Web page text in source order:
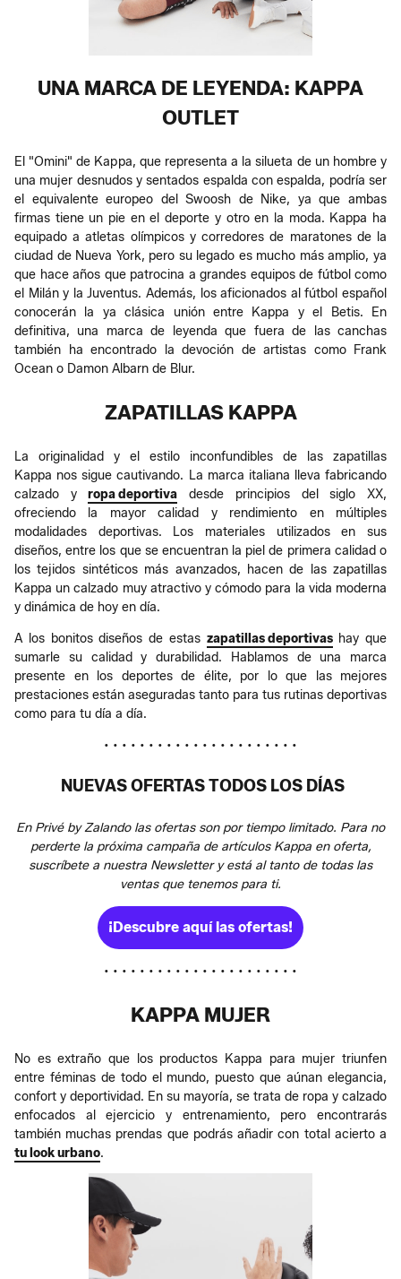
UNA MARCA DE LEYENDA: KAPPA
OUTLET
El "Omini" de Kappa, que representa a la silueta de un hombre y
una mujer desnudos y sentados espalda con espalda, podría ser
el equivalente europeo del Swoosh de Nike, ya que ambas
firmas tiene un pie en el deporte y otro en la moda. Kappa ha
equipado a atletas olímpicos y corredores de maratones de la
ciudad de Nueva York, pero su legado es mucho más amplio, ya
que hace años que patrocina a grandes equipos de fútbol como
el Milán y la Juventus. Además, los aficionados al fútbol español
conocerán la ya clásica unión entre Kappa y el Betis. En
definitiva, una marca de leyenda que fuera de las canchas
también ha encontrado la devoción de artistas como Frank
Ocean o Damon Albarn de Blur.
ZAPATILLAS KAPPA
La originalidad y el estilo inconfundibles de las zapatillas
Kappa nos sigue cautivando. La marca italiana lleva fabricando
calzado yropa deportiva desde principios del siglo XX,
ofreciendo la mayor calidad y rendimiento en múltiples
modalidades deportivas. Los materiales utilizados en sus
diseños, entre los que se encuentran la piel de primera calidad o
los tejidos sintéticos más avanzados, hacen de las zapatillas
Kappa un calzado muy atractivo y cómodo para la vida moderna
y dinámica de hoy en día.
A los bonitos diseños de estas zapatillas deportivashay que
sumarle su calidad y durabilidad. Hablamos de una marca
presente en los deportes de élite, por lo que las mejores
prestaciones están aseguradas tanto para tus rutinas deportivas
como para tu día a día.
• • • • • • • • • • • • • • • • • • • • • •
NUEVAS OFERTAS TODOS LOS DÍAS
En Privé by Zalando las ofertas son por tiempo limitado. Para no
perderte la próxima campaña de artículos Kappa en oferta,
suscríbete a nuestra Newsletter y está al tanto de todas las
ventas que tenemos para ti.
¡Descubre aquí las ofertas!
• • • • • • • • • • • • • • • • • • • • • •
KAPPA MUJER
No es extraño que los productos Kappa para mujer triunfen
entre féminas de todo el mundo, puesto que aúnan elegancia,
confort y deportividad. En su mayoría, se trata de ropa y calzado
enfocados al ejercicio y entrenamiento, pero encontrarás
también muchas prendas que podrás añadir con total acierto a
tu look urbano.